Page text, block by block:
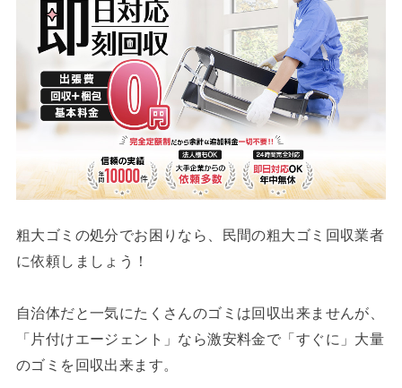
粗大ゴミの処分でお困りなら、民間の粗大ゴミ回収業者
に依頼しましょう！
自治体だと一気にたくさんのゴミは回収出来ませんが、
「片付けエージェント」なら激安料金で「すぐに」大量
のゴミを回収出来ます。